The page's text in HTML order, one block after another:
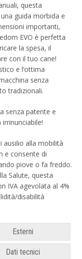
questa
guida morbida e
importanti,
EVO è perfetta
la spesa, il
con il tuo cane!
e l’ottima
senza
tradizionali.
senza patente e
irrinunciabile!
ausilio alla mobilità
e consente di
piove o fa freddo.
Salute, questa
IVA agevolata al 4%
disabilità
Esterni
Dati tecnici